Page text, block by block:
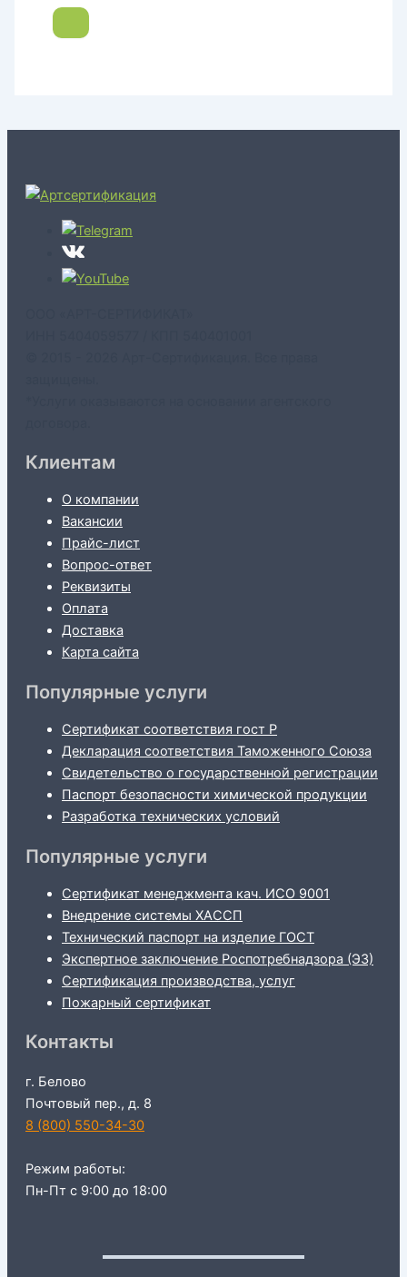
Клиентам
О компании
Вакансии
Прайс-лист
Вопрос-ответ
Реквизиты
Оплата
Доставка
Карта сайта
Популярные услуги
Сертификат соответствия гост Р
Декларация соответствия Таможенного Союза
Свидетельство о государственной регистрации
Паспорт безопасности химической продукции
Разработка технических условий
Популярные услуги
Сертификат менеджмента кач. ИСО 9001
Внедрение системы ХАССП
Технический паспорт на изделие ГОСТ
Экспертное заключение Роспотребнадзора (ЭЗ)
Сертификация производства, услуг
Пожарный сертификат
Контакты
г. Белово
Почтовый пер., д. 8
8 (800) 550-34-30
Режим работы:
Пн-Пт с 9:00 до 18:00